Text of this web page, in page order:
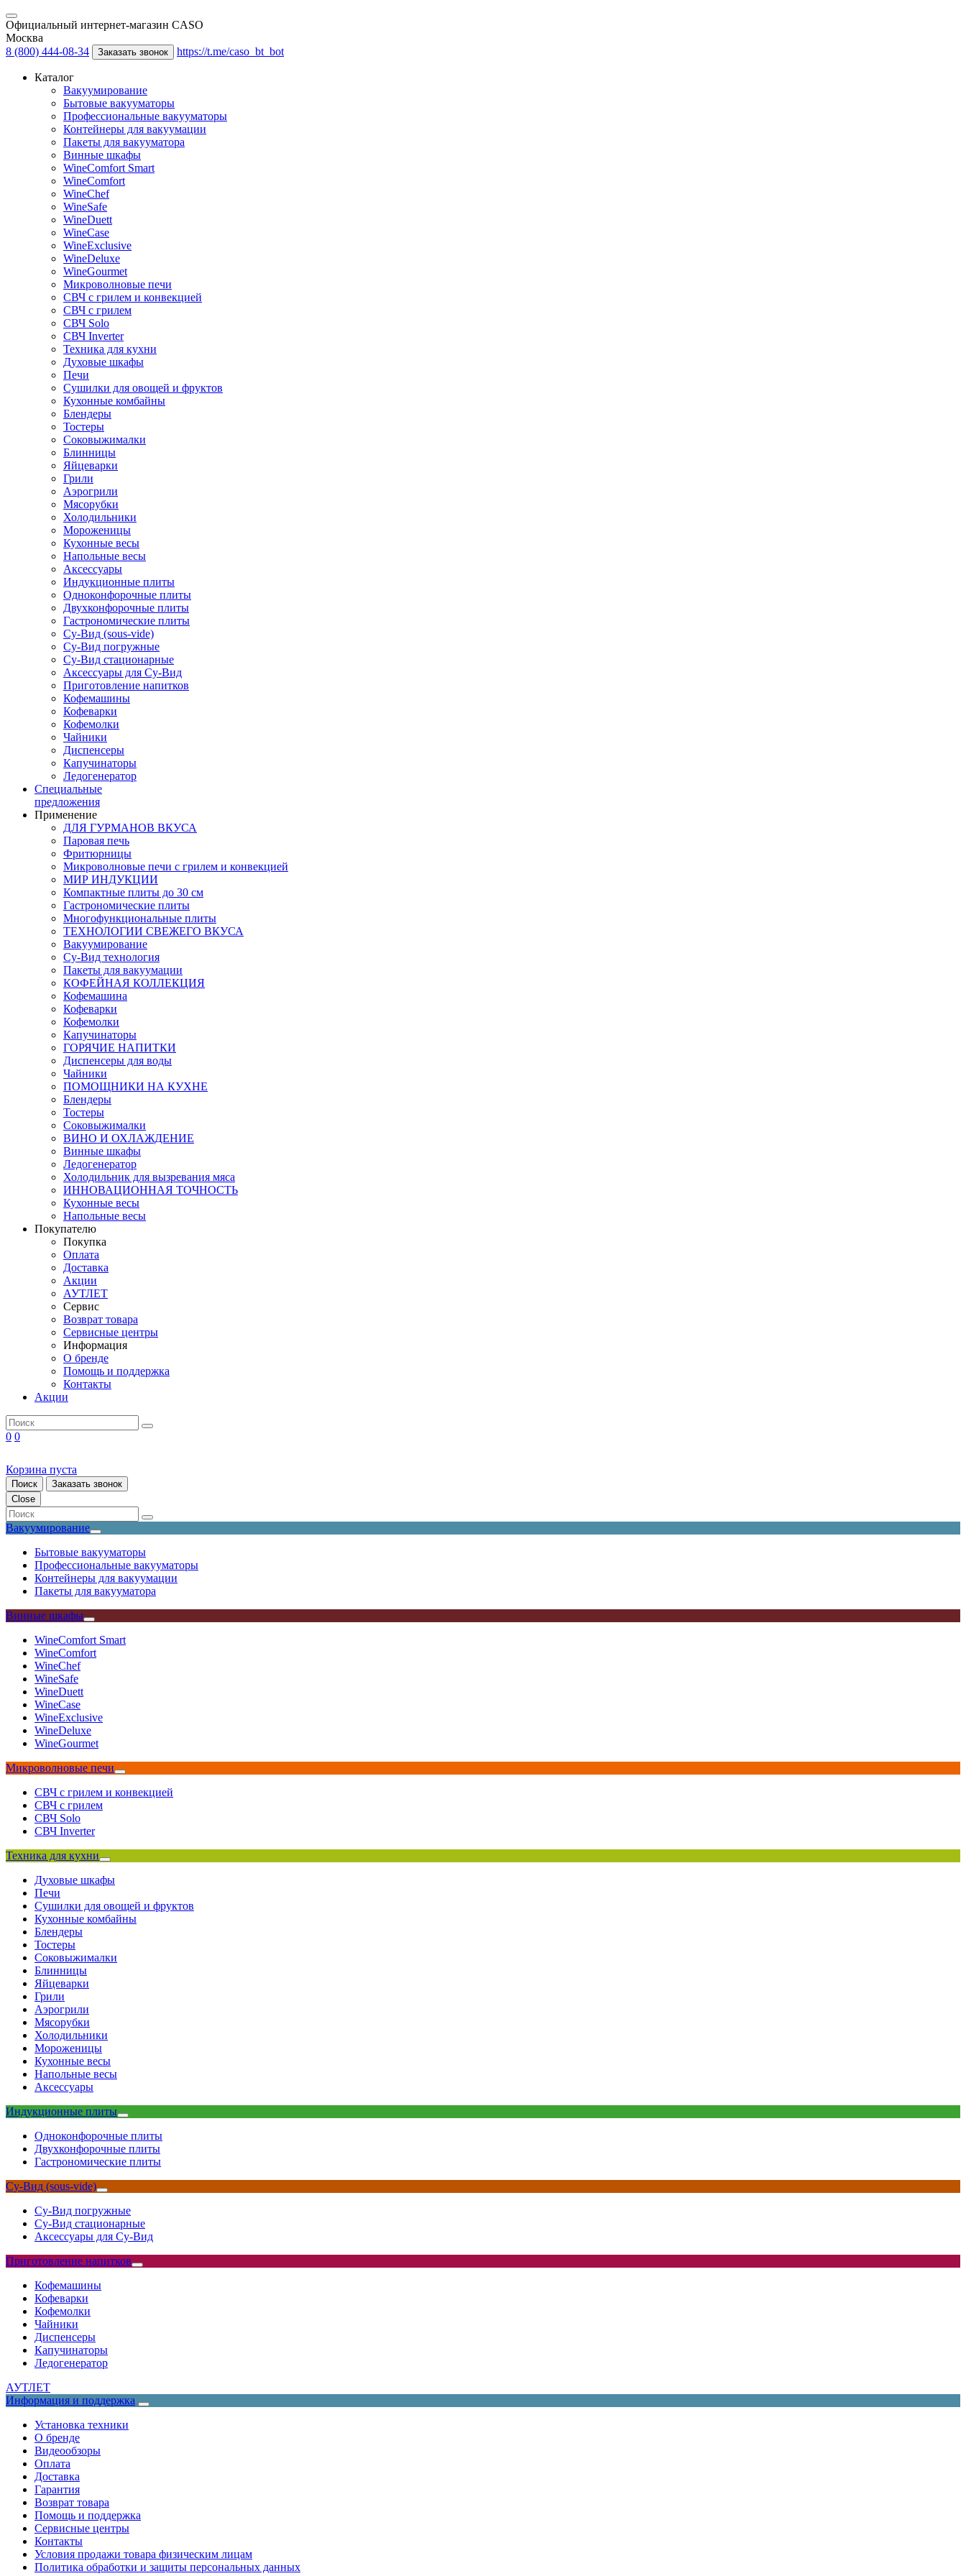
Официальный интернет-магазин CASO
Москва
8 (800) 444-08-34
Заказать звонок https://t.me/caso_bt_bot
Каталог
Вакуумирование
Бытовые вакууматоры
Профессиональные вакууматоры
Контейнеры для вакуумации
Пакеты для вакууматора
Винные шкафы
WineComfort Smart
WineComfort
WineChef
WineSafe
WineDuett
WineCase
WineExclusive
WineDeluxe
WineGourmet
Микроволновые печи
СВЧ с грилем и конвекцией
СВЧ с грилем
СВЧ Solo
СВЧ Inverter
Техника для кухни
Духовые шкафы
Печи
Сушилки для овощей и фруктов
Кухонные комбайны
Блендеры
Тостеры
Соковыжималки
Блинницы
Яйцеварки
Грили
Аэрогрили
Мясорубки
Холодильники
Мороженицы
Кухонные весы
Напольные весы
Аксессуары
Индукционные плиты
Одноконфорочные плиты
Двухконфорочные плиты
Гастрономические плиты
Су-Вид (sous-vide)
Су-Вид погружные
Су-Вид стационарные
Аксессуары для Су-Вид
Приготовление напитков
Кофемашины
Кофеварки
Кофемолки
Чайники
Диспенсеры
Капучинаторы
Ледогенератор
Специальные
предложения
Применение
ДЛЯ ГУРМАНОВ ВКУСА
Паровая печь
Фритюрницы
Микроволновые печи с грилем и конвекцией
МИР ИНДУКЦИИ
Компактные плиты до 30 см
Гастрономические плиты
Многофункциональные плиты
ТЕХНОЛОГИИ СВЕЖЕГО ВКУСА
Вакуумирование
Су-Вид технология
Пакеты для вакуумации
КОФЕЙНАЯ КОЛЛЕКЦИЯ
Кофемашина
Кофеварки
Кофемолки
Капучинаторы
ГОРЯЧИЕ НАПИТКИ
Диспенсеры для воды
Чайники
ПОМОЩНИКИ НА КУХНЕ
Блендеры
Тостеры
Соковыжималки
ВИНО И ОХЛАЖДЕНИЕ
Винные шкафы
Ледогенератор
Холодильник для вызревания мяса
ИННОВАЦИОННАЯ ТОЧНОСТЬ
Кухонные весы
Напольные весы
Покупателю
Покупка
Оплата
Доставка
Акции
АУТЛЕТ
Сервис
Возврат товара
Сервисные центры
Информация
О бренде
Помощь и поддержка
Контакты
Акции
0 0
Корзина пуста
Поиск
Заказать звонок
Close
Вакуумирование
Бытовые вакууматоры
Профессиональные вакууматоры
Контейнеры для вакуумации
Пакеты для вакууматора
Винные шкафы
WineComfort Smart
WineComfort
WineChef
WineSafe
WineDuett
WineCase
WineExclusive
WineDeluxe
WineGourmet
Микроволновые печи
СВЧ с грилем и конвекцией
СВЧ с грилем
СВЧ Solo
СВЧ Inverter
Техника для кухни
Духовые шкафы
Печи
Сушилки для овощей и фруктов
Кухонные комбайны
Блендеры
Тостеры
Соковыжималки
Блинницы
Яйцеварки
Грили
Аэрогрили
Мясорубки
Холодильники
Мороженицы
Кухонные весы
Напольные весы
Аксессуары
Индукционные плиты
Одноконфорочные плиты
Двухконфорочные плиты
Гастрономические плиты
Су-Вид (sous-vide)
Су-Вид погружные
Су-Вид стационарные
Аксессуары для Су-Вид
Приготовление напитков
Кофемашины
Кофеварки
Кофемолки
Чайники
Диспенсеры
Капучинаторы
Ледогенератор
АУТЛЕТ
Информация и поддержка
Установка техники
О бренде
Видеообзоры
Оплата
Доставка
Гарантия
Возврат товара
Помощь и поддержка
Сервисные центры
Контакты
Условия продажи товара физическим лицам
Политика обработки и защиты персональных данных